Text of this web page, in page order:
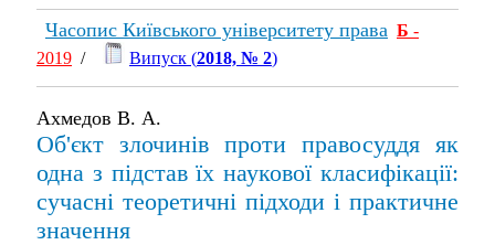
Часопис Київського університету права Б -
2019 / Випуск (2018, № 2)
Ахмедов В. А.
Об'єкт злочинів проти правосуддя як
одна з підстав їх наукової класифікації:
сучасні теоретичні підходи і практичне
значення